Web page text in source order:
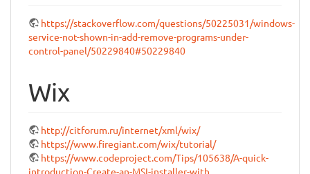
https://stackoverflow.com/questions/50225031/windows-
service-not-shown-in-add-remove-programs-under-
control-panel/50229840#50229840
Wix
http://citforum.ru/internet/xml/wix/
https://www.firegiant.com/wix/tutorial/
https://www.codeproject.com/Tips/105638/A-quick-
introduction-Create-an-MSI-installer-with